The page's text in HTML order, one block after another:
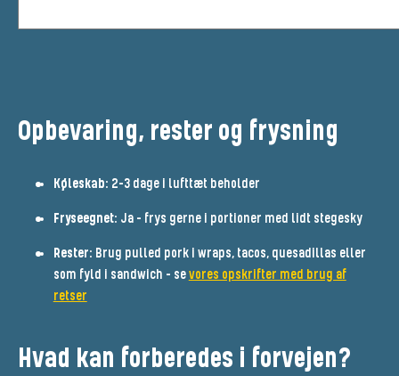
Opbevaring, rester og frysning
Køleskab: 2–3 dage i lufttæt beholder
Fryseegnet: Ja – frys gerne i portioner med lidt stegesky
Rester: Brug pulled pork i wraps, tacos, quesadillas eller
som fyld i sandwich - sevores opskrifter med brug af
retser
Hvad kan forberedes i forvejen?